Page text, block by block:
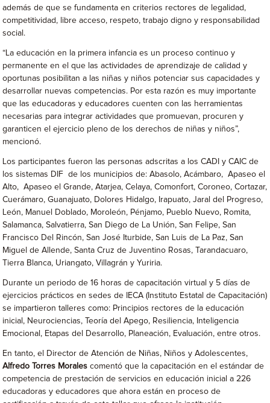
además de que se fundamenta en criterios rectores de legalidad,
competitividad, libre acceso, respeto, trabajo digno y responsabilidad
social.
“La educación en la primera infancia es un proceso continuo y
permanente en el que las actividades de aprendizaje de calidad y
oportunas posibilitan a las niñas y niños potenciar sus capacidades y
desarrollar nuevas competencias. Por esta razón es muy importante
que las educadoras y educadores cuenten con las herramientas
necesarias para integrar actividades que promuevan, procuren y
garanticen el ejercicio pleno de los derechos de niñas y niños”,
mencionó.
Los participantes fueron las personas adscritas a los CADI y CAIC de
los sistemas DIF de los municipios de: Abasolo, Acámbaro, Apaseo el
Alto, Apaseo el Grande, Atarjea, Celaya, Comonfort, Coroneo, Cortazar,
Cuerámaro, Guanajuato, Dolores Hidalgo, Irapuato, Jaral del Progreso,
León, Manuel Doblado, Moroleón, Pénjamo, Pueblo Nuevo, Romita,
Salamanca, Salvatierra, San Diego de La Unión, San Felipe, San
Francisco Del Rincón, San José Iturbide, San Luis de La Paz, San
Miguel de Allende, Santa Cruz de Juventino Rosas, Tarandacuaro,
Tierra Blanca, Uriangato, Villagrán y Yuriria.
Durante un periodo de 16 horas de capacitación virtual y 5 días de
ejercicios prácticos en sedes de IECA (Instituto Estatal de Capacitación)
se impartieron talleres como: Principios rectores de la educación
inicial, Neurociencias, Teoría del Apego, Resiliencia, Inteligencia
Emocional, Etapas del Desarrollo, Planeación, Evaluación, entre otros.
En tanto, el Director de Atención de Niñas, Niños y Adolescentes,
Alfredo Torres Moralescomentó que la capacitación en el estándar de
competencia de prestación de servicios en educación inicial a 226
educadoras y educadores que ahora están en proceso de